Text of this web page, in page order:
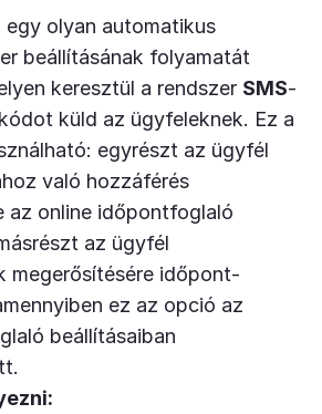
egy olyan automatikus
beállításának folyamatát
keresztül a rendszer SMS-
küld az ügyfeleknek. Ez a
egyrészt az ügyfél
való hozzáférés
az online időpontfoglaló
az ügyfél
megerősítésére időpont-
ez az opció az
beállításaiban